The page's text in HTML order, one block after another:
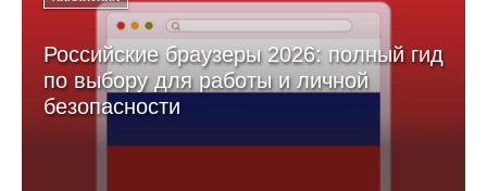
Российские браузеры 2026: полный гид
по выбору для работы и личной
безопасности